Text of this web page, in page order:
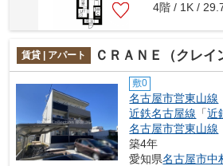
4階 / 1K /
賃貸 | アパート ＣＲＡＮＥ（クレイ
敷0
名古屋市営東山線
近鉄名古屋線 「近
名古屋市営東山線
築4年
愛知県名古屋市中